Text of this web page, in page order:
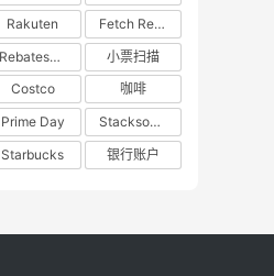
Rakuten
Fetch Rewards
RebatesMe
小票扫描
Costco
咖啡
Prime Day
Stacksocial
Starbucks 银行账户